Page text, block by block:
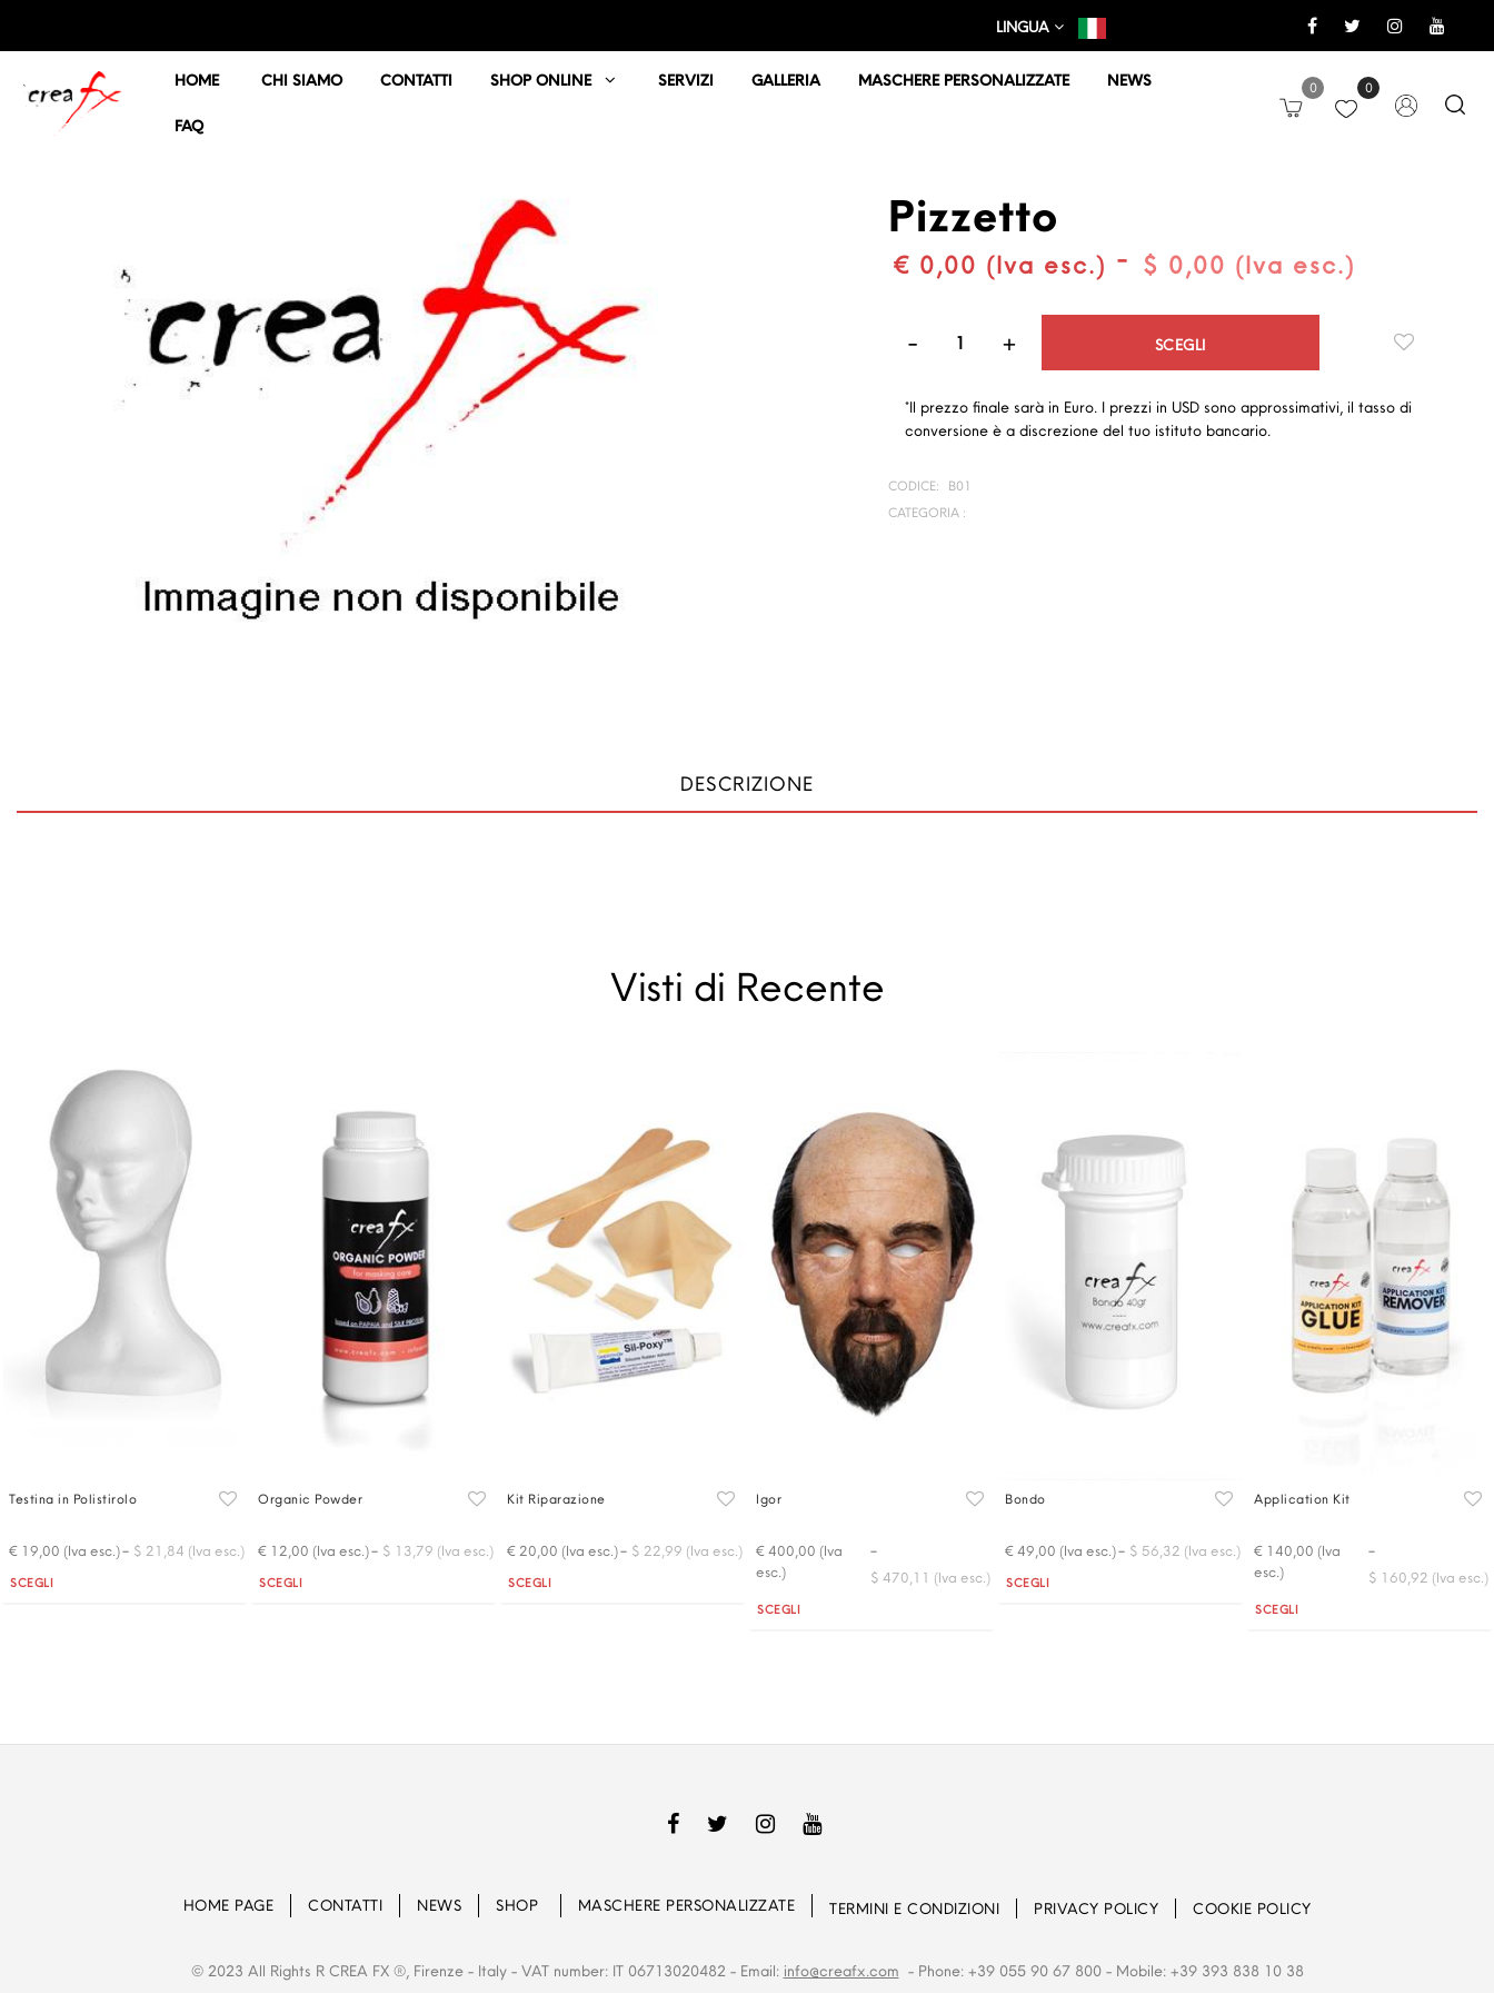
LINGUA
HOME CHI SIAMO CONTATTI SHOP ONLINE SERVIZI GALLERIA MASCHERE PERSONALIZZATE NEWS
FAQ
0 0
Pizzetto
€ 0,00 (Iva esc.) - $ 0,00 (Iva esc.)
SCEGLI
*Il prezzo finale sarà in Euro. I prezzi in USD sono approssimativi, il tasso di
conversione è a discrezione del tuo istituto bancario.
CODICE:
B01
CATEGORIA :
DESCRIZIONE
Visti di Recente
Testina in Polistirolo
€ 19,00 (Iva esc.)- $ 21,84 (Iva esc.)
Quantità
SCEGLI
Organic Powder
€ 12,00 (Iva esc.)- $ 13,79 (Iva esc.)
Quantità
SCEGLI
Kit Riparazione
€ 20,00 (Iva esc.)- $ 22,99 (Iva esc.)
Quantità
SCEGLI
Igor
€ 400,00 (Iva
esc.)
-
$ 470,11 (Iva esc.)
Quantità
SCEGLI
Bondo
€ 49,00 (Iva esc.)- $ 56,32 (Iva esc.)
Quantità
SCEGLI
Application Kit
€ 140,00 (Iva
esc.)
-
$ 160,92 (Iva esc.)
Quantità
SCEGLI
HOME PAGE CONTATTI NEWS SHOP MASCHERE PERSONALIZZATE TERMINI E CONDIZIONI PRIVACY POLICY COOKIE POLICY
© 2023 All Rights R CREA FX ®, Firenze - Italy- VAT number: IT 06713020482- Email: info@creafx.com - Phone: +39 055 90 67 800- Mobile: +39 393 838 10 38